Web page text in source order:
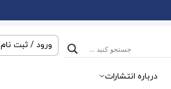
ورود / ثبت نام
درباره انتشارات